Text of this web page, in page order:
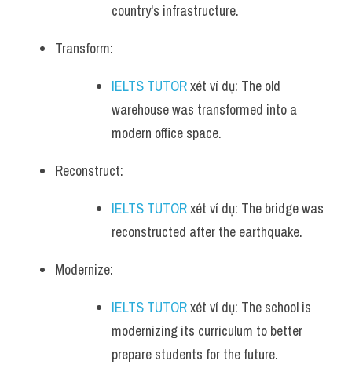
country's infrastructure.
Transform:
IELTS TUTOR xét ví dụ: The old
warehouse was transformed into a
modern office space.
Reconstruct:
IELTS TUTOR xét ví dụ: The bridge was
reconstructed after the earthquake.
Modernize:
IELTS TUTOR xét ví dụ: The school is
modernizing its curriculum to better
prepare students for the future.